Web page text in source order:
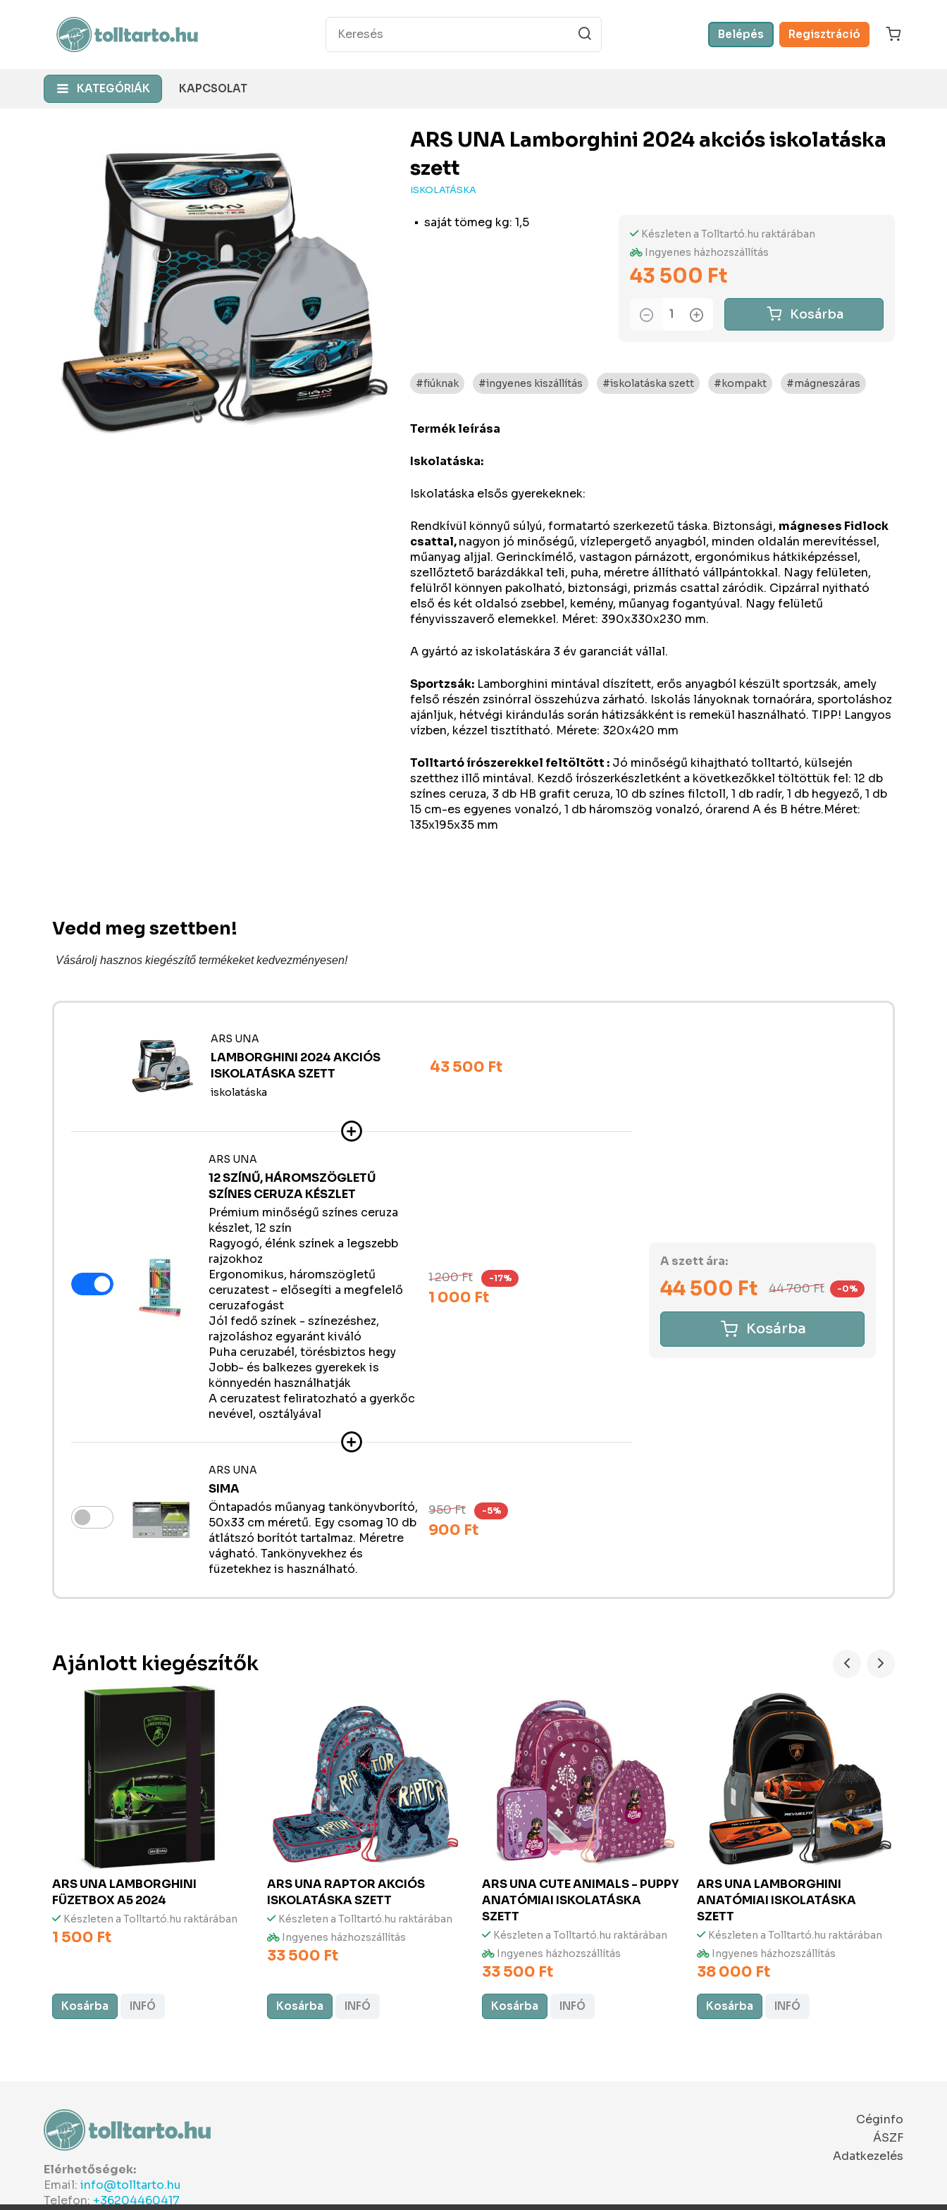
Belépés Regisztráció
KATEGÓRIÁK KAPCSOLAT
ARS UNA Lamborghini 2024 akciós iskolatáska
szett
ISKOLATÁSKA
saját tömeg kg: 1,5
Készleten a Tolltartó.hu raktárában
Ingyenes házhozszállítás
43 500 Ft
Kosárba
#fiúknak #ingyenes kiszállítás #iskolatáska szett #kompakt #mágneszáras
Termék leírása
Iskolatáska:
Iskolatáska elsős gyerekeknek:
Rendkívül könnyű súlyú, formatartó szerkezetű táska. Biztonsági, mágneses Fidlock
csattal,nagyon jó minőségű, vízlepergető anyagból, minden oldalán merevítéssel,
műanyag aljjal. Gerinckímélő, vastagon párnázott, ergonómikus hátkiképzéssel,
szellőztető barázdákkal teli, puha, méretre állítható vállpántokkal. Nagy felületen,
felülről könnyen pakolható, biztonsági, prizmás csattal záródik. Cipzárral nyitható
első és két oldalsó zsebbel, kemény, műanyag fogantyúval. Nagy felületű
fényvisszaverő elemekkel. Méret: 390x330x230 mm.
A gyártó az iskolatáskára 3 év garanciát vállal.
Sportzsák: Lamborghini mintával díszített, erős anyagból készült sportzsák, amely
felső részén zsinórral összehúzva zárható. Iskolás lányoknak tornaórára, sportoláshoz
ajánljuk, hétvégi kirándulás során hátizsákként is remekül használható. TIPP! Langyos
vízben, kézzel tisztítható. Mérete: 320x420 mm
Tolltartó írószerekkel feltöltött : Jó minőségű kihajtható tolltartó, külsején
szetthez illő mintával. Kezdő írószerkészletként a következőkkel töltöttük fel: 12 db
színes ceruza, 3 db HB grafit ceruza, 10 db színes filctoll, 1 db radír, 1 db hegyező, 1 db
15 cm-es egyenes vonalzó, 1 db háromszög vonalzó, órarend A és B hétre.Méret:
135x195x35 mm
Vedd meg szettben!
Vásárolj hasznos kiegészítő termékeket kedvezményesen!
ARS UNA
LAMBORGHINI 2024 AKCIÓS
ISKOLATÁSKA SZETT
iskolatáska
43 500 Ft
ARS UNA
12 SZÍNŰ, HÁROMSZÖGLETŰ
SZÍNES CERUZA KÉSZLET
Prémium minőségű színes ceruza
készlet, 12 szín
Ragyogó, élénk színek a legszebb
rajzokhoz
Ergonomikus, háromszögletű
ceruzatest - elősegíti a megfelelő
ceruzafogást
Jól fedő színek - színezéshez,
rajzoláshoz egyaránt kiváló
Puha ceruzabél, törésbiztos hegy
Jobb- és balkezes gyerekek is
könnyedén használhatják
A ceruzatest feliratozható a gyerkőc
nevével, osztályával
1 200 Ft -17%
1 000 Ft
ARS UNA
SIMA
Öntapadós műanyag tankönyvborító,
50x33 cm méretű. Egy csomag 10 db
átlátszó borítót tartalmaz. Méretre
vágható. Tankönyvekhez és
füzetekhez is használható.
950 Ft -5%
900 Ft
A szett ára:
44 500 Ft 44 700Ft -0%
Kosárba
Ajánlott kiegészítők
ARS UNALAMBORGHINI
FÜZETBOX A5 2024
Készleten a Tolltartó.hu raktárában
1 500 Ft
Kosárba INFÓ
ARS UNARAPTOR AKCIÓS
ISKOLATÁSKA SZETT
Készleten a Tolltartó.hu raktárában
Ingyenes házhozszállítás
33 500 Ft
Kosárba INFÓ
ARS UNACUTE ANIMALS - PUPPY
ANATÓMIAI ISKOLATÁSKA
SZETT
Készleten a Tolltartó.hu raktárában
Ingyenes házhozszállítás
33 500 Ft
Kosárba INFÓ
ARS UNALAMBORGHINI
ANATÓMIAI ISKOLATÁSKA
SZETT
Készleten a Tolltartó.hu raktárában
Ingyenes házhozszállítás
38 000 Ft
Kosárba INFÓ
Elérhetőségek:
Email: info@tolltarto.hu
Telefon: +36204460417
Céginfo
ÁSZF
Adatkezelés